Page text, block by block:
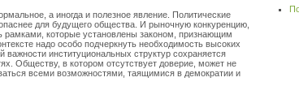
а иногда и полезное явление. Политические
для будущего общества. И рыночную конкуренцию,
рамками, которые установлены законом, признающим
надо особо подчеркнуть необходимость высоких
институциональных структур сохраняется
Обществу, в котором отсутствует доверие, может не
всеми возможностями, таящимися в демократии и